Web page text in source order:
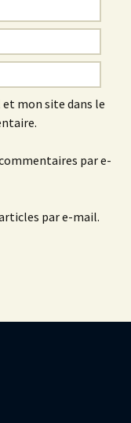
mon site dans le
par e-
par e-mail.